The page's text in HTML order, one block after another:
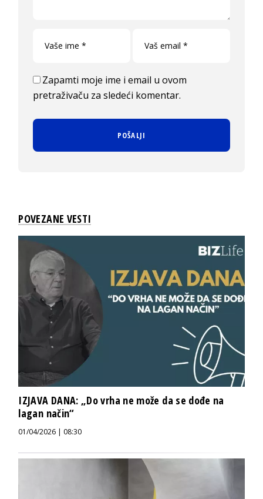
Zapamti moje ime i email u ovom
pretraživaču za sledeći komentar.
POVEZANE VESTI
IZJAVA DANA: „Do vrha ne može da se dođe na
lagan način“
01/04/2026 | 08:30